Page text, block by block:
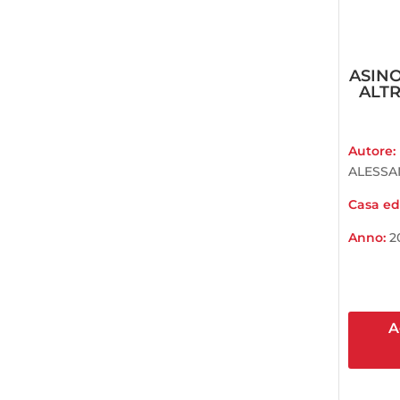
Autore:
Casa
Anno: